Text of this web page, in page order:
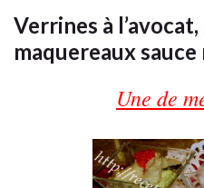
Verrines à
maquereaux
Une de